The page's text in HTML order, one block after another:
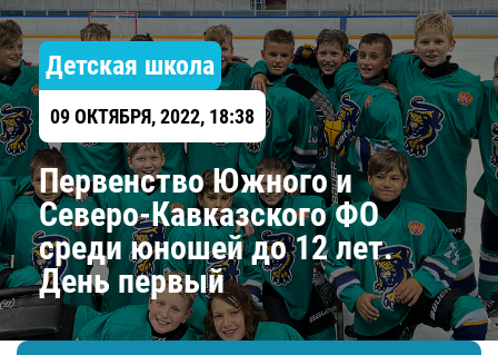
Детская школа
09 ОКТЯБРЯ, 2022, 18:38
Первенство Южного и
Северо-Кавказского ФО
среди юношей до 12 лет.
День первый